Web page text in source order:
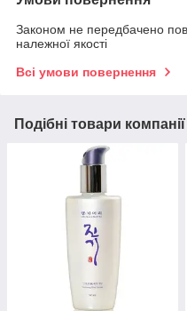
Законом не передбачено
належної якості
Всі умови повернення
Подібні товари компанії